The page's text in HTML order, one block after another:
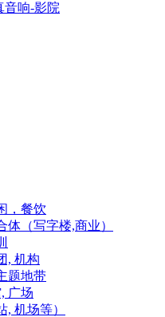
音响-影院
，餐饮
体（写字楼,商业）
, 机构
题地带
广场
, 机场等）